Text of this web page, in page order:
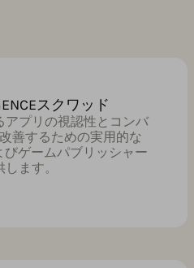
スクワッド
アプリの視認性とコンバ
善するための実用的な
ゲームパブリッシャー
ます。